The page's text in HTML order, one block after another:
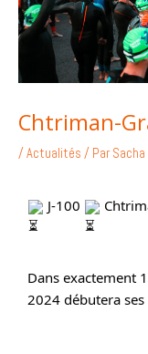
Chtriman-
/Actualités / Par Sacha
J-100
Dans exactement
2024 débutera